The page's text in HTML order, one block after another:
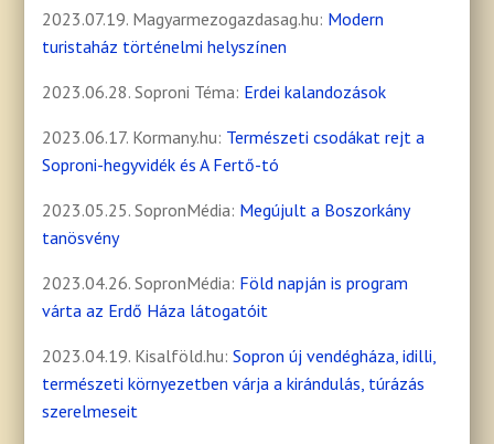
2023.07.19. Magyarmezogazdasag.hu: Modern
turistaház történelmi helyszínen
2023.06.28. Soproni Téma: Erdei kalandozások
2023.06.17. Kormany.hu: Természeti csodákat rejt a
Soproni-hegyvidék és A Fertő-tó
2023.05.25. SopronMédia: Megújult a Boszorkány
tanösvény
2023.04.26. SopronMédia: Föld napján is program
várta az Erdő Háza látogatóit
2023.04.19. Kisalföld.hu: Sopron új vendégháza, idilli,
természeti környezetben várja a kirándulás, túrázás
szerelmeseit